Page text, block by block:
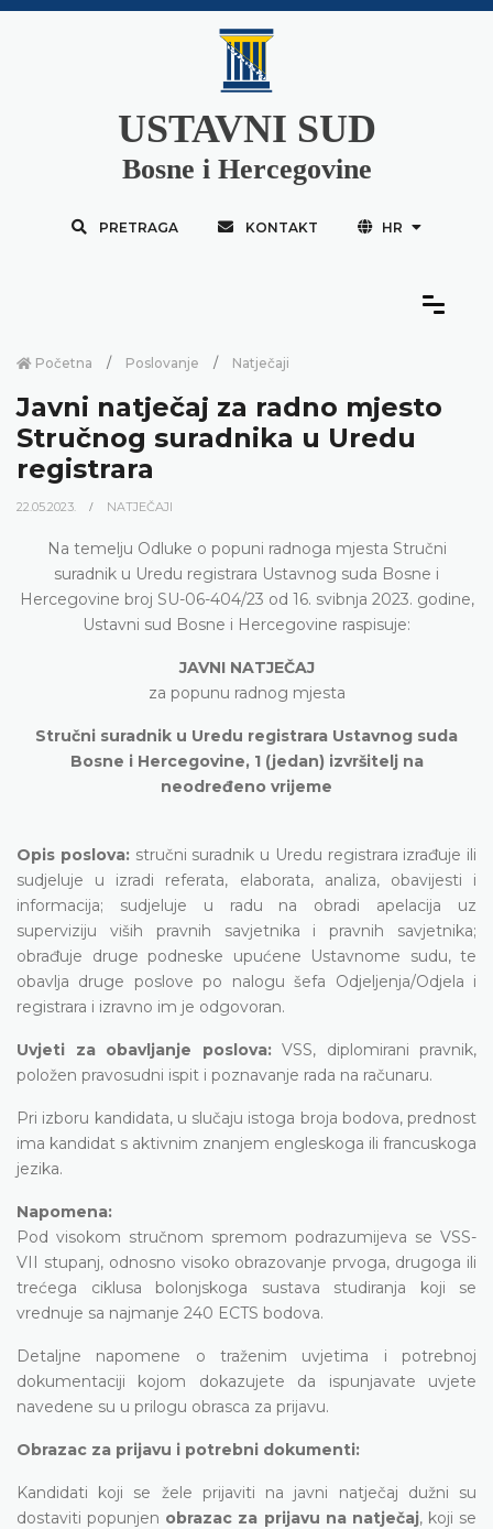
USTAVNI SUD
Bosne i Hercegovine
PRETRAGA KONTAKT HR
Početna Poslovanje Natječaji
Javni natječaj za radno mjesto
Stručnog suradnika u Uredu
registrara
22.05.2023. NATJEČAJI
Na temelju Odluke o popuni radnoga mjesta Stručni
suradnik u Uredu registrara Ustavnog suda Bosne i
Hercegovine broj SU-06-404/23 od 16. svibnja 2023. godine,
Ustavni sud Bosne i Hercegovine raspisuje:
JAVNI NATJEČAJ
za popunu radnog mjesta
Stručni suradnik u Uredu registrara Ustavnog suda
Bosne i Hercegovine, 1 (jedan) izvršitelj na
neodređeno vrijeme
Opis poslova: stručni suradnik u Uredu registrara izrađuje ili
sudjeluje u izradi referata, elaborata, analiza, obavijesti i
informacija; sudjeluje u radu na obradi apelacija uz
superviziju viših pravnih savjetnika i pravnih savjetnika;
obrađuje druge podneske upućene Ustavnome sudu, te
obavlja druge poslove po nalogu šefa Odjeljenja/Odjela i
registrara i izravno im je odgovoran.
Uvjeti za obavljanje poslova: VSS, diplomirani pravnik,
položen pravosudni ispit i poznavanje rada na računaru.
Pri izboru kandidata, u slučaju istoga broja bodova, prednost
ima kandidat s aktivnim znanjem engleskoga ili francuskoga
jezika.
Napomena:
Pod visokom stručnom spremom podrazumijeva se VSS-
VII stupanj, odnosno visoko obrazovanje prvoga, drugoga ili
trećega ciklusa bolonjskoga sustava studiranja koji se
vrednuje sa najmanje 240 ECTS bodova.
Detaljne napomene o traženim uvjetima i potrebnoj
dokumentaciji kojom dokazujete da ispunjavate uvjete
navedene su u prilogu obrasca za prijavu.
Obrazac za prijavu i potrebni dokumenti:
Kandidati koji se žele prijaviti na javni natječaj dužni su
dostaviti popunjen obrazac za prijavu na natječaj, koji se